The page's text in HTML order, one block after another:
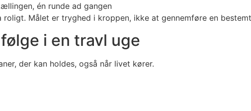
én runde ad gangen
roligt. Målet er tryghed i kroppen, ikke at gennemføre en
i en travl uge
der kan holdes, også når livet kører.